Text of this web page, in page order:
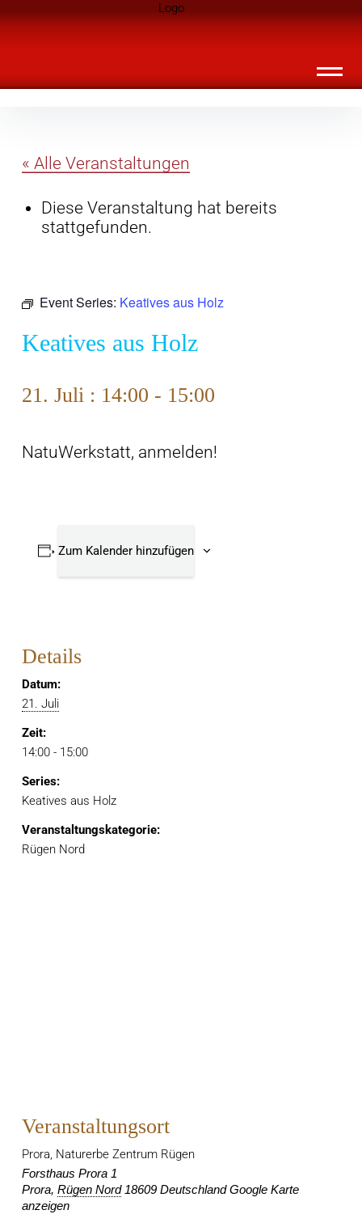
überspringen
Landknirpse – Die Zeitschrift für Leute
« Alle Veranstaltungen
Diese Veranstaltung hat bereits
stattgefunden.
Event Series: Keatives aus Holz
Keatives aus Holz
21. Juli : 14:00 - 15:00
NatuWerkstatt, anmelden!
Zum Kalender hinzufügen
Details
Datum:
21. Juli
Zeit:
14:00 - 15:00
Series:
Keatives aus Holz
Veranstaltungskategorie:
Rügen Nord
Veranstaltungsort
Prora, Naturerbe Zentrum Rügen
Forsthaus Prora 1
Prora, Rügen Nord 18609 Deutschland Google Karte
anzeigen